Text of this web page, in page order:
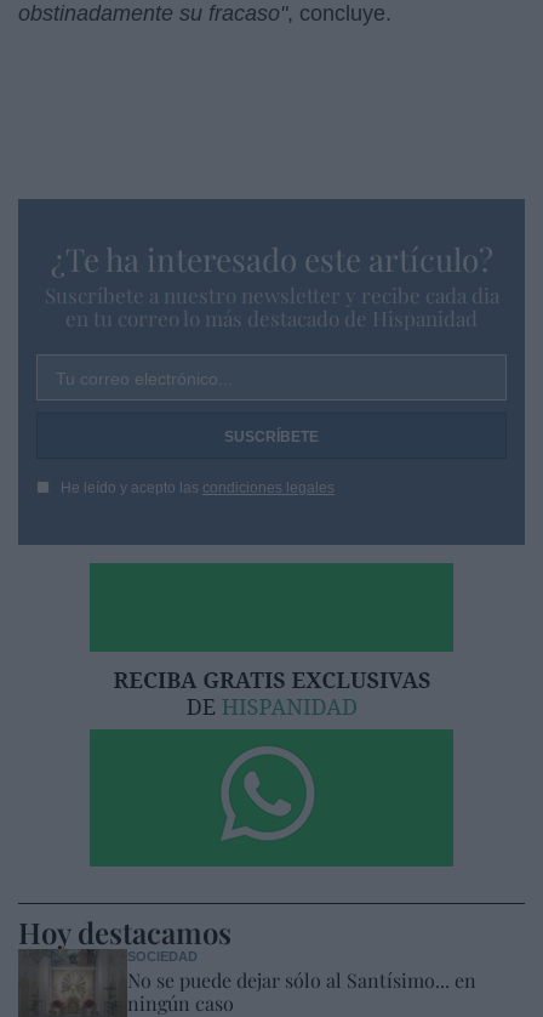
obstinadamente su fracaso", concluye.
¿Te ha interesado este artículo?
Suscríbete a nuestro newsletter y recibe cada dia
en tu correo lo más destacado de Hispanidad
Tu correo electrónico...
He leído y acepto las condiciones legales
Hoy destacamos
SOCIEDAD
No se puede dejar sólo al Santísimo... en
ningún caso